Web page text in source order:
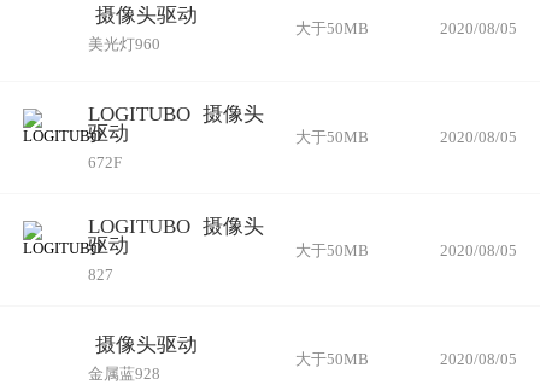
摄像头驱动
美光灯960
大于50MB 2020/08/05
LOGITUBO 摄像头
驱动
672F
大于50MB 2020/08/05
LOGITUBO 摄像头
驱动
827
大于50MB 2020/08/05
摄像头驱动
金属蓝928
大于50MB 2020/08/05